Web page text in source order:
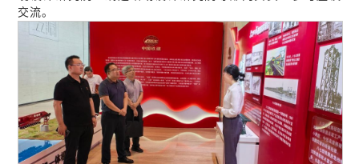
交流。